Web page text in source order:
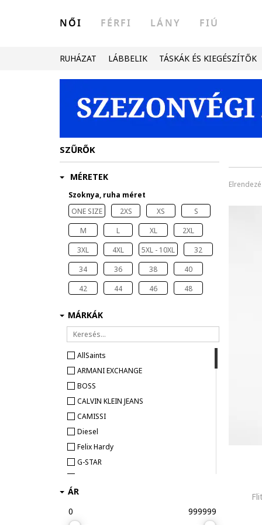
NŐI FÉRFI LÁNY FIÚ
RUHÁZAT LÁBBELIK TÁSKÁK ÉS KIEGÉSZÍTŐK
SZŰRŐK
MÉRETEK
Szoknya, ruha méret
ONE SIZE
2XS XS
S
M
L XL
2XL
3XL
4XL 5XL - 10XL
32
34
36 38
40
42
44 46 48
MÁRKÁK
AllSaints
ARMANI EXCHANGE
BOSS
CALVIN KLEIN JEANS
CAMISSI
Diesel
Felix Hardy
G-STAR
GUESS
HUGO
ÁR
0
999999